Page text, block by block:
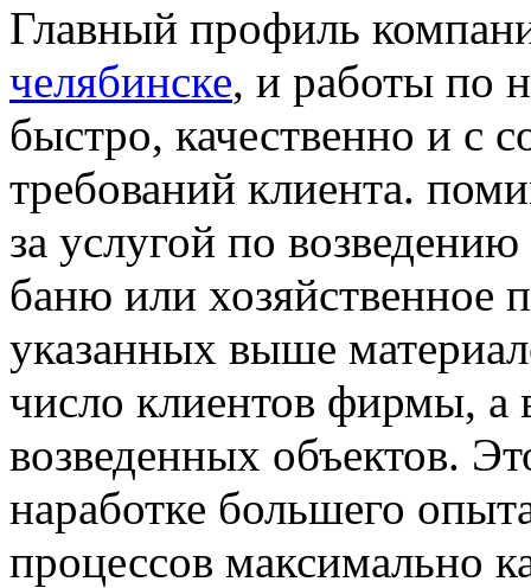
Главный профиль
челябинске, и работы по
быстро, качественно и с
требований клиента.
за услугой по
баню или хозяйственное
указанных выше
число клиентов фирмы, а
возведенных объектов.
наработке большего
процессов максимально